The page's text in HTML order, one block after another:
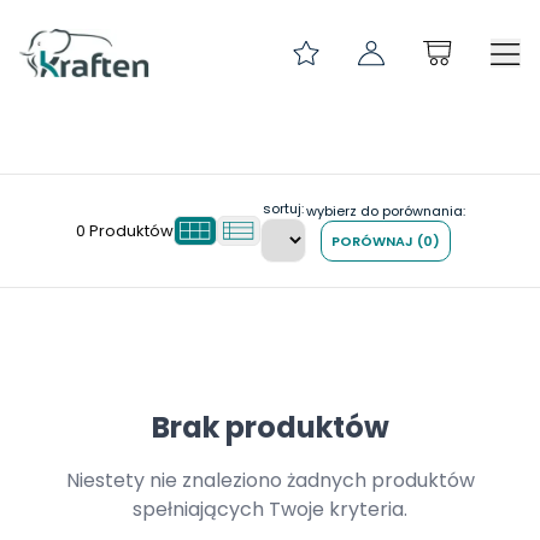
KLIPSY ARCHIWIZACYJNE
TEKTURA FALISTA
ETYKIETY SAMOPRZYLEPNE
FOLIA PAKOWA
0 Produktów
sortuj:wybierz do porównania:
PORÓWNAJ (0)
Brak produktów
Niestety nie znaleziono żadnych produktów
spełniających Twoje kryteria.